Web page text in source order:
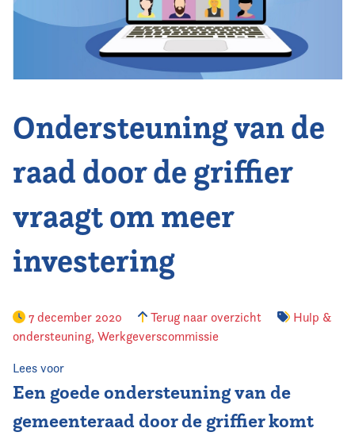
Opleiding
Vereniging
Contact
Ondersteuning van de
raad door de griffier
vraagt om meer
investering
7 december 2020 Terug naar overzicht
Hulp &
ondersteuning, Werkgeverscommissie
Lees voor
Een goede ondersteuning van de
gemeenteraad door de griffier komt